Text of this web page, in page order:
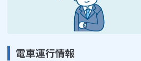
電車運行情報